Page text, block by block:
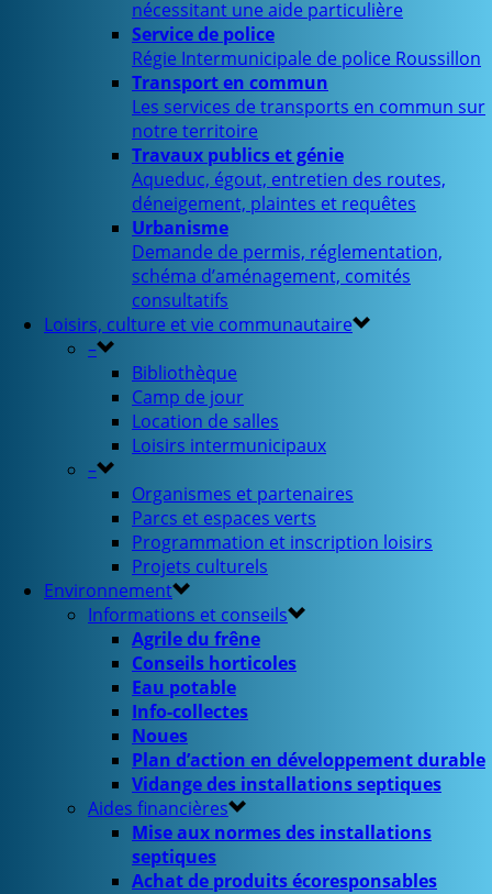
nécessitant une aide particulière
Service de police
Régie Intermunicipale de police Roussillon
Transport en commun
Les services de transports en commun sur
notre territoire
Travaux publics et génie
Aqueduc, égout, entretien des routes,
déneigement, plaintes et requêtes
Urbanisme
Demande de permis, réglementation,
schéma d’aménagement, comités
consultatifs
Loisirs, culture et vie communautaire
–
Bibliothèque
Camp de jour
Location de salles
Loisirs intermunicipaux
–
Organismes et partenaires
Parcs et espaces verts
Programmation et inscription loisirs
Projets culturels
Environnement
Informations et conseils
Agrile du frêne
Conseils horticoles
Eau potable
Info-collectes
Noues
Plan d’action en développement durable
Vidange des installations septiques
Aides financières
Mise aux normes des installations
septiques
Achat de produits écoresponsables